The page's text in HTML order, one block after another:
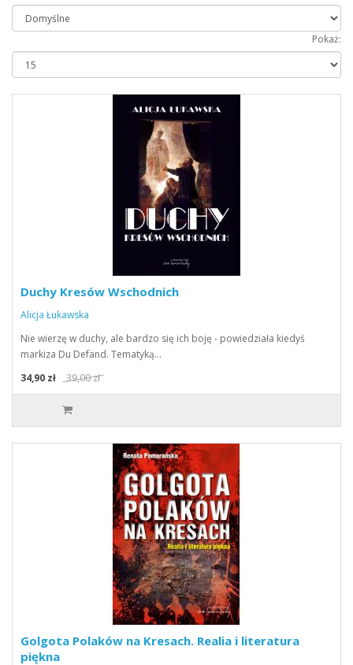
Pokaż:
Duchy Kresów Wschodnich
Alicja Łukawska
Nie wierzę w duchy, ale bardzo się ich boję - powiedziała kiedyś
markiza Du Defand. Tematyką…
34,90 zł
39,00 zł
Golgota Polaków na Kresach. Realia i literatura
piękna